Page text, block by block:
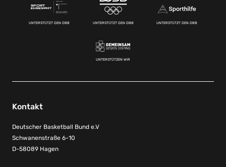
UNTERSTÜTZT DEN DBB UNTERSTÜTZT DEN DBB UNTERSTÜTZT DEN DBB
UNTERSTÜTZEN WIR
Kontakt
Deutscher Basketball Bund e.V
Schwanenstraße 6-10
D-58089 Hagen